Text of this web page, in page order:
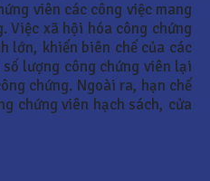
viên các công việc mang
Việc xã hội hóa công chứng
lớn, khiến biên chế của các
lượng công chứng viên lại
chứng. Ngoài ra, hạn chế
chứng viên hạch sách, cửa